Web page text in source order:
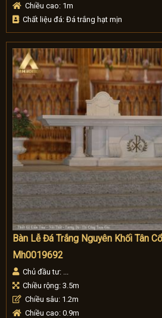
Chiều cao: 1m
Chất liệu đá: Đá trắng hạt mịn
Bàn Lễ Đá Trắng Nguyên Khối Tân
Mh0019692
Chủ đầu tư: ...
Chiều rộng: 3.5m
Chiều sâu: 1.2m
Chiều cao: 0.9m